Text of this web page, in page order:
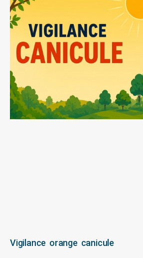
Vigilance orange canicule